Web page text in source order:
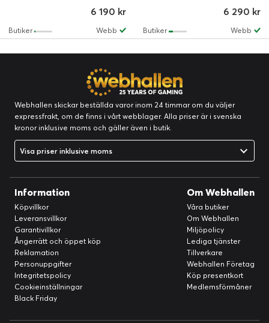
6 190 kr
Webb
Butiker
6 290 kr
Webb
Butiker
Webhallen skickar beställda varor inom 24 timmar om du väljer
expressfrakt, om de finns i vårt webblager. Alla priser är i svenska
kronor inklusive moms och gäller även i butik.
Visa priser inklusive moms
Information
Köpvillkor
Leveransvillkor
Garantivillkor
Ångerrätt och öppet köp
Reklamation
Personuppgifter
Integritetspolicy
Cookieinställningar
Black Friday
Om Webhallen
Våra butiker
Om Webhallen
Miljöpolicy
Lediga tjänster
Tillverkare
Webhallen Företag
Köp presentkort
Medlemsförmåner